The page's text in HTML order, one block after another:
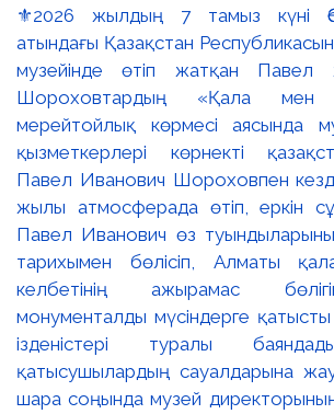
⚜️2026 жылдың 7 тамыз күні
атындағы Қазақстан
музейінде өтіп жатқан Павел
Шороховтардың «Қала мен
мерейтойлық көрмесі аясында
қызметкерлері көрнекті
Павел Иванович Шороховпен
жылы атмосферада өтіп, еркін
Павел Иванович өз
тарихымен бөлісіп, Алматы
келбетінің ажырамас
монументалды мүсіндерге
ізденістері туралы
қатысушылардың сауалдарына
шара соңында музей